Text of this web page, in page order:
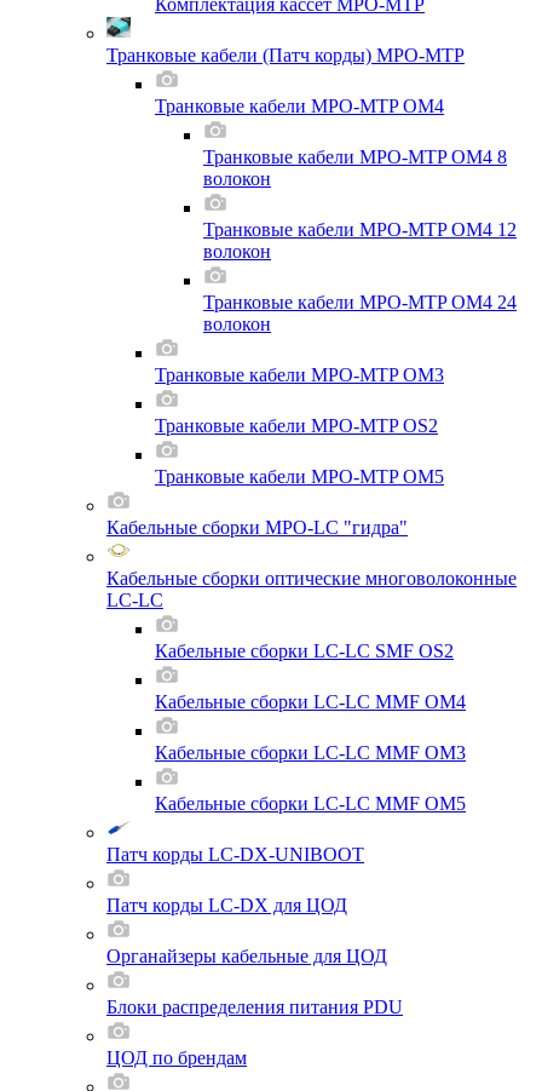
Комплектация кассет MPO-MTP
Транковые кабели (Патч корды) MPO-MTP
Транковые кабели MPO-MTP OM4
Транковые кабели MPO-MTP OM4 8
волокон
Транковые кабели MPO-MTP OM4 12
волокон
Транковые кабели MPO-MTP OM4 24
волокон
Транковые кабели MPO-MTP OM3
Транковые кабели MPO-MTP OS2
Транковые кабели MPO-MTP OM5
Кабельные сборки MPO-LC "гидра"
Кабельные сборки оптические многоволоконные
LC-LC
Кабельные сборки LC-LC SMF OS2
Кабельные сборки LC-LC MMF OM4
Кабельные сборки LC-LC MMF OM3
Кабельные сборки LC-LC MMF OM5
Патч корды LC-DX-UNIBOOT
Патч корды LC-DX для ЦОД
Органайзеры кабельные для ЦОД
Блоки распределения питания PDU
ЦОД по брендам